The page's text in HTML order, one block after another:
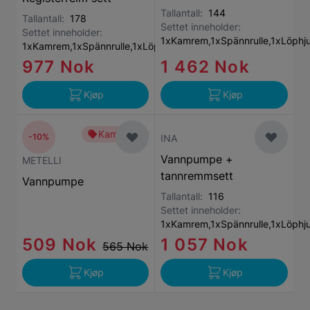
Tallantall: 178
Settet inneholder:
1xKamrem,1xSpännrulle,1xLöphjul
977 Nok
Kjøp
Tallantall: 144
Settet inneholder:
1 462 Nok
Kjøp
Kampanje
METELLI
Vannpumpe
509 Nok 565 Nok
-10%
Kjøp
INA
Vannpumpe +
tannremmsett
Tallantall: 116
Settet inneholder:
1 057 Nok
Kjøp